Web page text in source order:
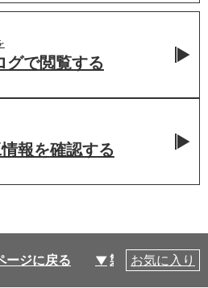
グで閲覧する
報を確認する
ージに戻る 製品仕様
お気に入り